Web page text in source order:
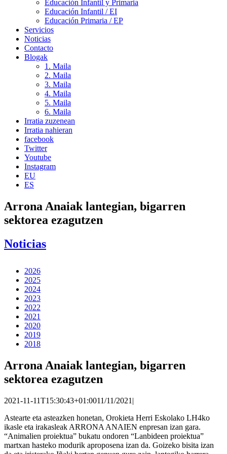
Educación Infantil y Primaria
Educación Infantil / EI
Educación Primaria / EP
Servicios
Noticias
Contacto
Blogak
1. Maila
2. Maila
3. Maila
4. Maila
5. Maila
6. Maila
Irratia zuzenean
Irratia nahieran
facebook
Twitter
Youtube
Instagram
EU
ES
Arrona Anaiak lantegian, bigarren
sektorea ezagutzen
Noticias
2026
2025
2024
2023
2022
2021
2020
2019
2018
Arrona Anaiak lantegian, bigarren
sektorea ezagutzen
2021-11-11T15:30:43+01:0011/11/2021 |
Astearte eta asteazken honetan, Orokieta Herri Eskolako LH4ko
ikasle eta irakasleak ARRONA ANAIEN enpresan izan gara.
“Animalien proiektua” bukatu ondoren “Lanbideen proiektua”
martxan hasteko modurik aproposena izan da. Goizeko bisita izan